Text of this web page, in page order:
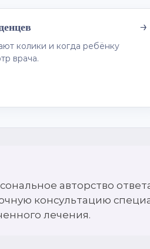
колики и когда ребёнку
врача.
→
авторство
консультацию
лечения.